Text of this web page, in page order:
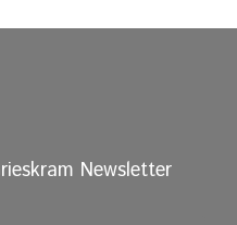
Newsletter